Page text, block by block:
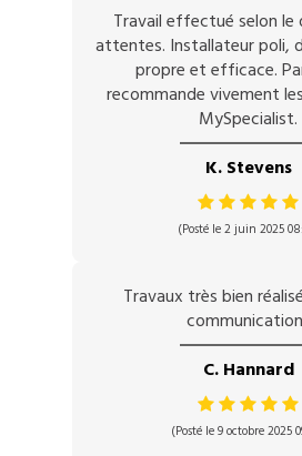
Travail effectué selon le
attentes. Installateur poli,
propre et efficace.
recommande vivement
MySpecialist.
K. Stevens
(Posté le 2 juin 2025
Travaux très bien
C. Hannard
(Posté le 9 octobre 2025